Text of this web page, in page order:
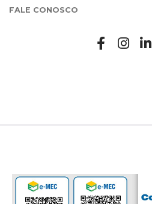
FALE CONOSCO